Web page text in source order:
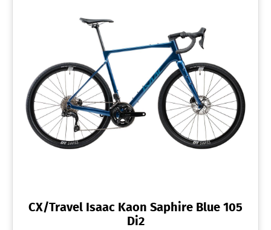
CX/Travel Isaac Kaon Saphire Blue 105
Di2